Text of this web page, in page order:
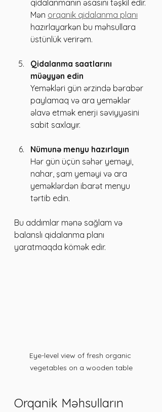
qidalanmanın əsasını təşkil edir.
Mən orqanik qidalanma planı
hazırlayarkən bu məhsullara
üstünlük verirəm.
Qidalanma saatlarını
müəyyən edin
Yeməkləri gün ərzində bərabər
paylamaq və ara yeməklər
əlavə etmək enerji səviyyəsini
sabit saxlayır.
Nümunə menyu hazırlayın
Hər gün üçün səhər yeməyi,
nahar, şam yeməyi və ara
yeməklərdən ibarət menyu
tərtib edin.
Bu addımlar mənə sağlam və
balanslı qidalanma planı
yaratmaqda kömək edir.
Eye-level view of fresh organic
vegetables on a wooden table
Orqanik Məhsulların